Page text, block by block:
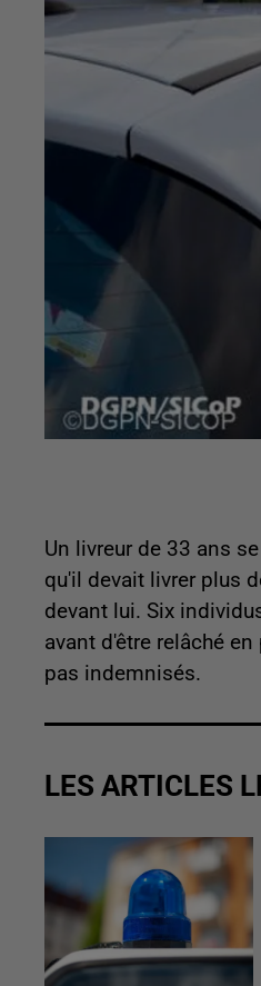
Un livreur de 33 ans
qu'il devait livrer plus
devant lui. Six
avant d'être relâché
pas indemnisés.
LES ARTICLES